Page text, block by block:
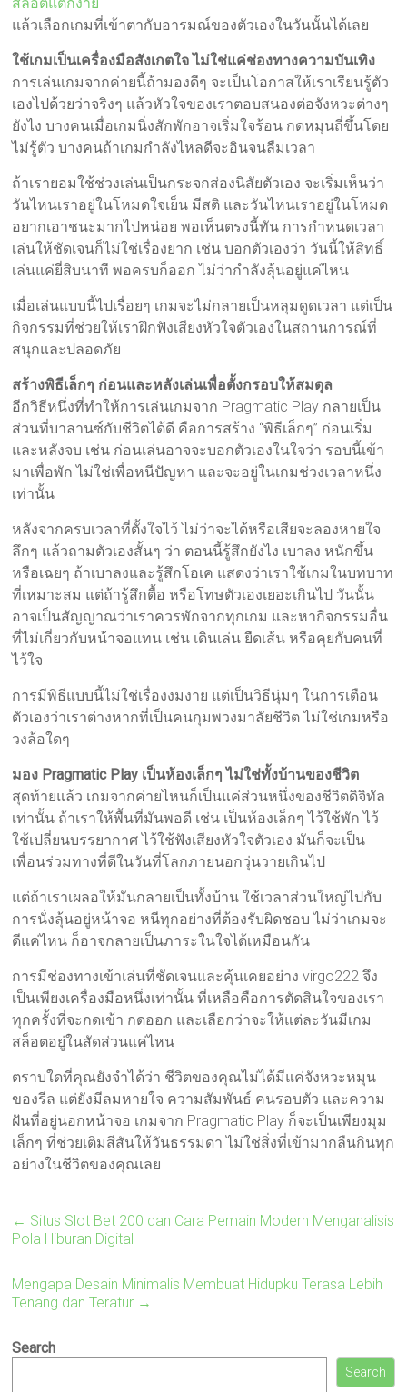
แล้วเลือกเกมที่เข้าตากับอารมณ์ของตัวเองในวันนั้นได้เลย
ใช้เกมเป็นเครื่องมือสังเกตใจ ไม่ใช่แค่ช่องทางความบันเทิง
การเล่นเกมจากค่ายนี้ถ้ามองดีๆ จะเป็นโอกาสให้เราเรียนรู้ตัว
เองไปด้วยว่าจริงๆ แล้วหัวใจของเราตอบสนองต่อจังหวะต่างๆ
ยังไง บางคนเมื่อเกมนิ่งสักพักอาจเริ่มใจร้อน กดหมุนถี่ขึ้นโดย
ไม่รู้ตัว บางคนถ้าเกมกำลังไหลดีจะอินจนลืมเวลา
ถ้าเรายอมใช้ช่วงเล่นเป็นกระจกส่องนิสัยตัวเอง จะเริ่มเห็นว่า
วันไหนเราอยู่ในโหมดใจเย็น มีสติ และวันไหนเราอยู่ในโหมด
อยากเอาชนะมากไปหน่อย พอเห็นตรงนี้ทัน การกำหนดเวลา
เล่นให้ชัดเจนก็ไม่ใช่เรื่องยาก เช่น บอกตัวเองว่า วันนี้ให้สิทธิ์
เล่นแค่ยี่สิบนาที พอครบก็ออก ไม่ว่ากำลังลุ้นอยู่แค่ไหน
เมื่อเล่นแบบนี้ไปเรื่อยๆ เกมจะไม่กลายเป็นหลุมดูดเวลา แต่เป็น
กิจกรรมที่ช่วยให้เราฝึกฟังเสียงหัวใจตัวเองในสถานการณ์ที่
สนุกและปลอดภัย
สร้างพิธีเล็กๆ ก่อนและหลังเล่นเพื่อตั้งกรอบให้สมดุล
อีกวิธีหนึ่งที่ทำให้การเล่นเกมจาก Pragmatic Play กลายเป็น
ส่วนที่บาลานซ์กับชีวิตได้ดี คือการสร้าง “พิธีเล็กๆ” ก่อนเริ่ม
และหลังจบ เช่น ก่อนเล่นอาจจะบอกตัวเองในใจว่า รอบนี้เข้า
มาเพื่อพัก ไม่ใช่เพื่อหนีปัญหา และจะอยู่ในเกมช่วงเวลาหนึ่ง
เท่านั้น
หลังจากครบเวลาที่ตั้งใจไว้ ไม่ว่าจะได้หรือเสียจะลองหายใจ
ลึกๆ แล้วถามตัวเองสั้นๆ ว่า ตอนนี้รู้สึกยังไง เบาลง หนักขึ้น
หรือเฉยๆ ถ้าเบาลงและรู้สึกโอเค แสดงว่าเราใช้เกมในบทบาท
ที่เหมาะสม แต่ถ้ารู้สึกตื้อ หรือโทษตัวเองเยอะเกินไป วันนั้น
อาจเป็นสัญญาณว่าเราควรพักจากทุกเกม และหากิจกรรมอื่น
ที่ไม่เกี่ยวกับหน้าจอแทน เช่น เดินเล่น ยืดเส้น หรือคุยกับคนที่
ไว้ใจ
การมีพิธีแบบนี้ไม่ใช่เรื่องงมงาย แต่เป็นวิธีนุ่มๆ ในการเตือน
ตัวเองว่าเราต่างหากที่เป็นคนกุมพวงมาลัยชีวิต ไม่ใช่เกมหรือ
วงล้อใดๆ
มอง Pragmatic Play เป็นห้องเล็กๆ ไม่ใช่ทั้งบ้านของชีวิต
สุดท้ายแล้ว เกมจากค่ายไหนก็เป็นแค่ส่วนหนึ่งของชีวิตดิจิทัล
เท่านั้น ถ้าเราให้พื้นที่มันพอดี เช่น เป็นห้องเล็กๆ ไว้ใช้พัก ไว้
ใช้เปลี่ยนบรรยากาศ ไว้ใช้ฟังเสียงหัวใจตัวเอง มันก็จะเป็น
เพื่อนร่วมทางที่ดีในวันที่โลกภายนอกวุ่นวายเกินไป
แต่ถ้าเราเผลอให้มันกลายเป็นทั้งบ้าน ใช้เวลาส่วนใหญ่ไปกับ
การนั่งลุ้นอยู่หน้าจอ หนีทุกอย่างที่ต้องรับผิดชอบ ไม่ว่าเกมจะ
ดีแค่ไหน ก็อาจกลายเป็นภาระในใจได้เหมือนกัน
การมีช่องทางเข้าเล่นที่ชัดเจนและคุ้นเคยอย่าง virgo222 จึง
เป็นเพียงเครื่องมือหนึ่งเท่านั้น ที่เหลือคือการตัดสินใจของเรา
ทุกครั้งที่จะกดเข้า กดออก และเลือกว่าจะให้แต่ละวันมีเกม
สล็อตอยู่ในสัดส่วนแค่ไหน
ตราบใดที่คุณยังจำได้ว่า ชีวิตของคุณไม่ได้มีแค่จังหวะหมุน
ของรีล แต่ยังมีลมหายใจ ความสัมพันธ์ คนรอบตัว และความ
ฝันที่อยู่นอกหน้าจอ เกมจาก Pragmatic Play ก็จะเป็นเพียงมุม
เล็กๆ ที่ช่วยเติมสีสันให้วันธรรมดา ไม่ใช่สิ่งที่เข้ามากลืนกินทุก
อย่างในชีวิตของคุณเลย
← Situs Slot Bet 200 dan Cara Pemain Modern Menganalisis
Pola Hiburan Digital
Mengapa Desain Minimalis Membuat Hidupku Terasa Lebih
Tenang dan Teratur →
Search
Search